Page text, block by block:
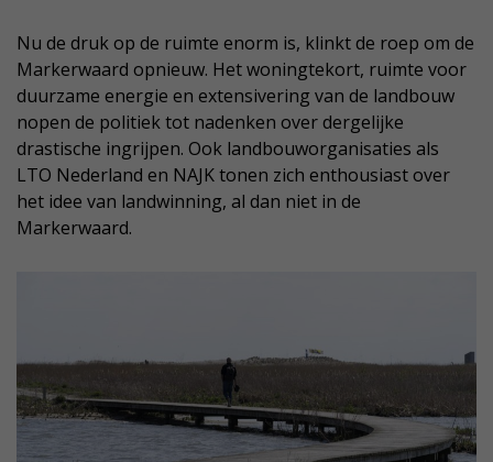
Nu de druk op de ruimte enorm is, klinkt de roep om de
Markerwaard opnieuw. Het woningtekort, ruimte voor
duurzame energie en extensivering van de landbouw
nopen de politiek tot nadenken over dergelijke
drastische ingrijpen. Ook landbouworganisaties als
LTO Nederland en NAJK tonen zich enthousiast over
het idee van landwinning, al dan niet in de
Markerwaard.